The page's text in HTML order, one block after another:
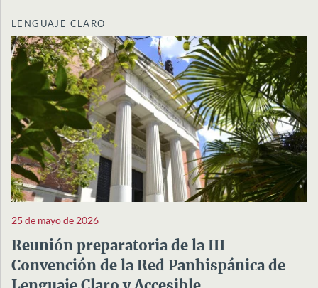
LENGUAJE CLARO
25 de mayo de 2026
Reunión preparatoria de la III
Convención de la Red Panhispánica de